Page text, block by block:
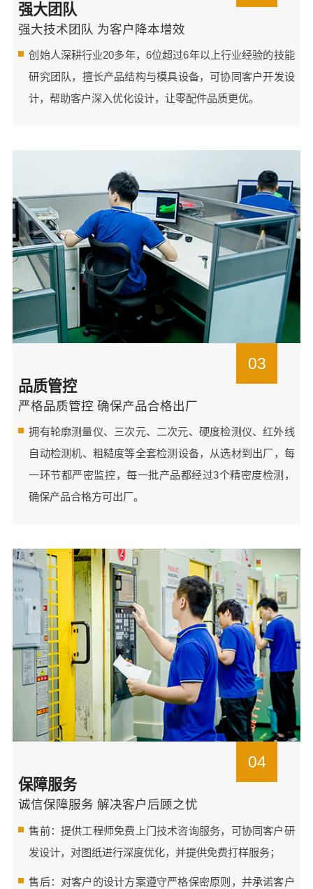
强大团队
强大技术团队 为客户降本增效
创始人深耕行业20多年，6位超过6年以上行业经验的技能
研究团队，擅长产品结构与模具设备，可协同客户开发设
计，帮助客户深入优化设计，让零配件品质更优。
03
品质管控
严格品质管控 确保产品合格出厂
拥有轮廓测量仪、三次元、二次元、硬度检测仪、红外线
自动检测机、粗糙度等全套检测设备，从选材到出厂，每
一环节都严密监控，每一批产品都经过3个精密度检测，
确保产品合格方可出厂。
04
保障服务
诚信保障服务 解决客户后顾之忧
售前：提供工程师免费上门技术咨询服务，可协同客户研
发设计，对图纸进行深度优化，并提供免费打样服务；
售后：对客户的设计方案遵守严格保密原则，并承诺客户